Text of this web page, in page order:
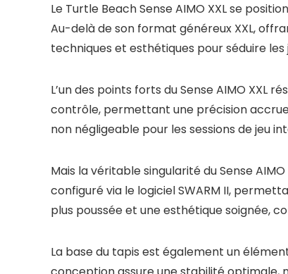
Le Turtle Beach Sense AIMO XXL se
Au-delà de son format généreux XXL,
techniques et esthétiques pour séduire les
L’un des points forts du Sense AIMO
contrôle, permettant une précision
non négligeable pour les sessions de jeu
Mais la véritable singularité du Sense
configuré via le logiciel SWARM II,
plus poussée et une esthétique soignée,
La base du tapis est également un